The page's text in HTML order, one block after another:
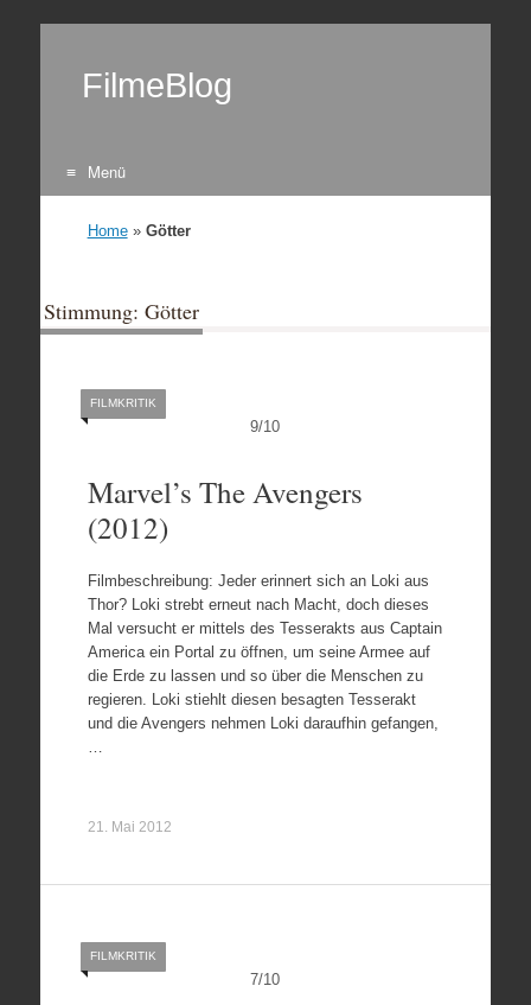
FilmeBlog
Menü
Home» Götter
Stimmung: Götter
9/10
FILMKRITIK
Marvel’s The Avengers
(2012)
Filmbeschreibung: Jeder erinnert sich an Loki aus
Thor? Loki strebt erneut nach Macht, doch dieses
Mal versucht er mittels des Tesserakts aus Captain
America ein Portal zu öffnen, um seine Armee auf
die Erde zu lassen und so über die Menschen zu
regieren. Loki stiehlt diesen besagten Tesserakt
und die Avengers nehmen Loki daraufhin gefangen,
21. Mai 2012
7/10
FILMKRITIK